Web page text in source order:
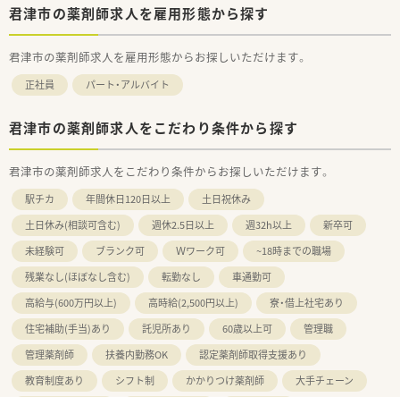
君津市の薬剤師求人を雇用形態から探す
君津市の薬剤師求人を雇用形態からお探しいただけます。
正社員 パート・アルバイト
君津市の薬剤師求人をこだわり条件から探す
君津市の薬剤師求人をこだわり条件からお探しいただけます。
駅チカ 年間休日120日以上
土日祝休み
土日休み(相談可含む)
週休2.5日以上 週32h以上
新卒可
未経験可
ブランク可 Ｗワーク可
~18時までの職場
残業なし(ほぼなし含む)
転勤なし
車通勤可
高給与(600万円以上)
高時給(2,500円以上)
寮・借上社宅あり
住宅補助(手当)あり
託児所あり 60歳以上可
管理職
管理薬剤師
扶養内勤務OK
認定薬剤師取得支援あり
教育制度あり
シフト制 かかりつけ薬剤師
大手チェーン